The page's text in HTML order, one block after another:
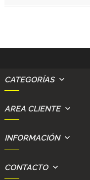
CATEGORÍAS
AREA CLIENTE
INFORMACIÓN
CONTACTO